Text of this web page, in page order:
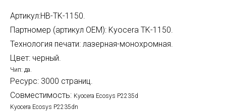
Артикул:HB-TK-1150.
Партномер (артикул OEM): Kyocera TK-1150.
Технология печати: лазерная-монохромная.
Цвет: черный.
Чип: да.
Ресурс: 3000 страниц.
Совместимость: Kyocera Ecosys P2235d
Kyocera Ecosys P2235dn